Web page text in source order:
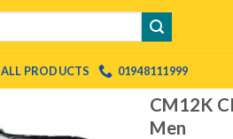
ALL PRODUCTS 01948111999
CM12K
Men